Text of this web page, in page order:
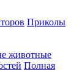
Приколы
животные
Полная